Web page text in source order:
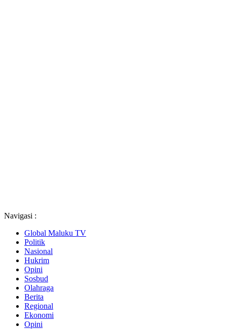
Navigasi :
Global Maluku TV
Politik
Nasional
Hukrim
Opini
Sosbud
Olahraga
Berita
Regional
Ekonomi
Opini